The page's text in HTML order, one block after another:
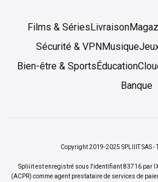
Films & Séries Livraison
Sécurité & VPN Musique
Bien-être & Sports Éducation
Banque
Copyright 2019-2025 SPLIIIT SAS
Spliiit est enregistré sous l'identifiant 83716 par
(ACPR) comme agent prestataire de services de